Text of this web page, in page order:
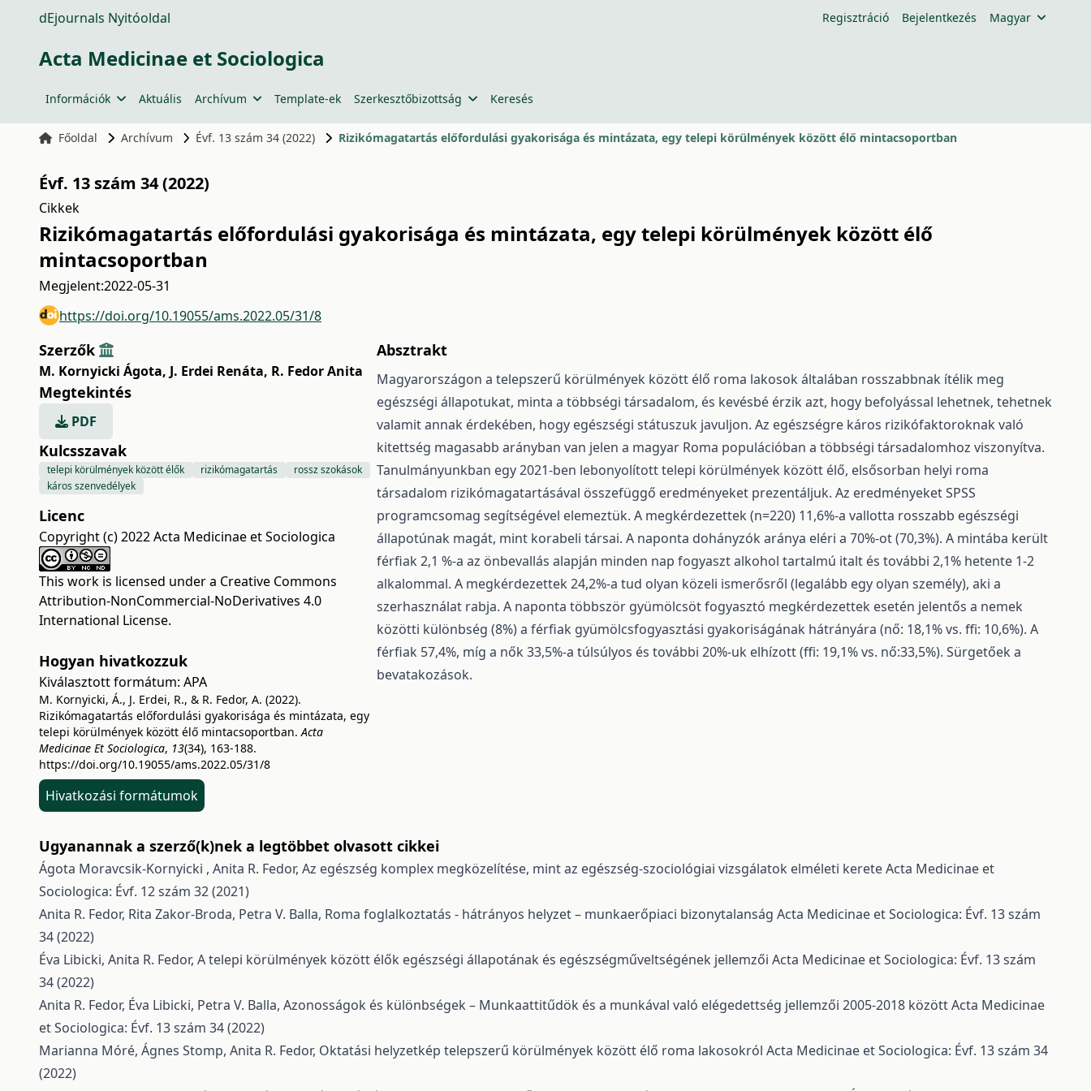
dEjournals Nyitóoldal Regisztráció Bejelentkezés Magyar
Acta Medicinae et Sociologica
Információk Aktuális Archívum Template-ek Szerkesztőbizottság Keresés
Főoldal Archívum Évf. 13 szám 34 (2022) Rizikómagatartás előfordulási gyakorisága és mintázata, egy telepi körülmények között élő mintacsoportban
Évf. 13 szám 34 (2022)
Cikkek
Rizikómagatartás előfordulási gyakorisága és mintázata, egy telepi körülmények között élő
mintacsoportban
Megjelent:2022-05-31
https://doi.org/10.19055/ams.2022.05/31/8
Szerzők
M. Kornyicki Ágota, J. Erdei Renáta, R. Fedor Anita
Megtekintés
PDF
Kulcsszavak
telepi körülmények között élők rizikómagatartás
rossz szokások
káros szenvedélyek
Licenc
Copyright (c) 2022 Acta Medicinae et Sociologica
This work is licensed under a Creative Commons
Attribution-NonCommercial-NoDerivatives 4.0
International License.
Hogyan hivatkozzuk
Kiválasztott formátum: APA
M. Kornyicki, Á., J. Erdei, R., & R. Fedor, A. (2022).
Rizikómagatartás előfordulási gyakorisága és mintázata, egy
telepi körülmények között élő mintacsoportban.Acta
Medicinae Et Sociologica, 13(34), 163-188.
https://doi.org/10.19055/ams.2022.05/31/8
Hivatkozási formátumok
Absztrakt
Magyarországon a telepszerű körülmények között élő roma lakosok általában rosszabbnak ítélik meg
egészségi állapotukat, minta a többségi társadalom, és kevésbé érzik azt, hogy befolyással lehetnek, tehetnek
valamit annak érdekében, hogy egészségi státuszuk javuljon. Az egészségre káros rizikófaktoroknak való
kitettség magasabb arányban van jelen a magyar Roma populációban a többségi társadalomhoz viszonyítva.
Tanulmányunkban egy 2021-ben lebonyolított telepi körülmények között élő, elsősorban helyi roma
társadalom rizikómagatartásával összefüggő eredményeket prezentáljuk. Az eredményeket SPSS
programcsomag segítségével elemeztük. A megkérdezettek (n=220) 11,6%-a vallotta rosszabb egészségi
állapotúnak magát, mint korabeli társai. A naponta dohányzók aránya eléri a 70%-ot (70,3%). A mintába került
férfiak 2,1 %-a az önbevallás alapján minden nap fogyaszt alkohol tartalmú italt és további 2,1% hetente 1-2
alkalommal. A megkérdezettek 24,2%-a tud olyan közeli ismerősről (legalább egy olyan személy), aki a
szerhasználat rabja. A naponta többször gyümölcsöt fogyasztó megkérdezettek esetén jelentős a nemek
közötti különbség (8%) a férfiak gyümölcsfogyasztási gyakoriságának hátrányára (nő: 18,1% vs. ffi: 10,6%). A
férfiak 57,4%, míg a nők 33,5%-a túlsúlyos és további 20%-uk elhízott (ffi: 19,1% vs. nő:33,5%). Sürgetőek a
bevatakozások.
Ugyanannak a szerző(k)nek a legtöbbet olvasott cikkei
Ágota Moravcsik-Kornyicki , Anita R. Fedor, Az egészség komplex megközelítése, mint az egészség-szociológiai vizsgálatok elméleti kereteActa Medicinae et
Sociologica: Évf. 12 szám 32 (2021)
Anita R. Fedor, Rita Zakor-Broda, Petra V. Balla, Roma foglalkoztatás - hátrányos helyzet – munkaerőpiaci bizonytalanság Acta Medicinae et Sociologica: Évf. 13 szám
34 (2022)
Éva Libicki, Anita R. Fedor, A telepi körülmények között élők egészségi állapotának és egészségműveltségének jellemzői Acta Medicinae et Sociologica: Évf. 13 szám
34 (2022)
Anita R. Fedor, Éva Libicki, Petra V. Balla, Azonosságok és különbségek – Munkaattitűdök és a munkával való elégedettség jellemzői 2005-2018 közöttActa Medicinae
et Sociologica: Évf. 13 szám 34 (2022)
Marianna Móré, Ágnes Stomp, Anita R. Fedor, Oktatási helyzetkép telepszerű körülmények között élő roma lakosokról Acta Medicinae et Sociologica: Évf. 13 szám 34
(2022)